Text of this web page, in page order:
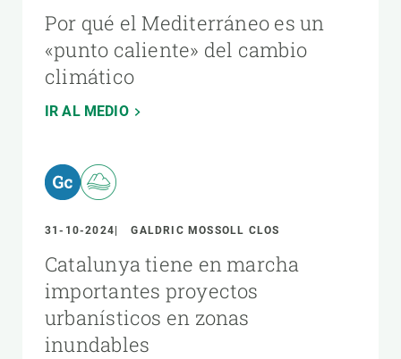
Por qué el Mediterráneo es un
«punto caliente» del cambio
climático
IR AL MEDIO
31-10-2024 GALDRIC MOSSOLL CLOS
Catalunya tiene en marcha
importantes proyectos
urbanísticos en zonas
inundables